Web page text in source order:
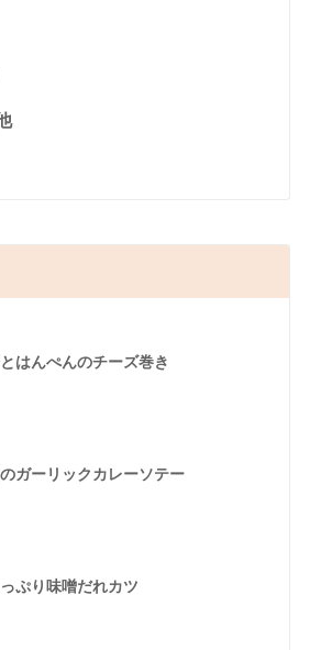
はんぺんのチーズ巻き
ガーリックカレーソテー
ぷり味噌だれカツ